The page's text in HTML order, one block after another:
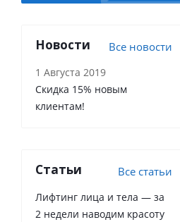
Новости Все новости
1 Августа 2019
Скидка 15% новым
клиентам!
Статьи Все статьи
Лифтинг лица и тела — за
2 недели наводим красоту